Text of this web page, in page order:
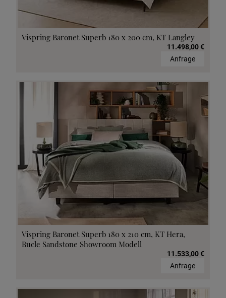
Vispring Baronet Superb 180 x 200 cm, KT Langley
11.498,00 €
Anfrage
Vispring Baronet Superb 180 x 210 cm, KT Hera,
Bucle Sandstone Showroom Modell
11.533,00 €
Anfrage